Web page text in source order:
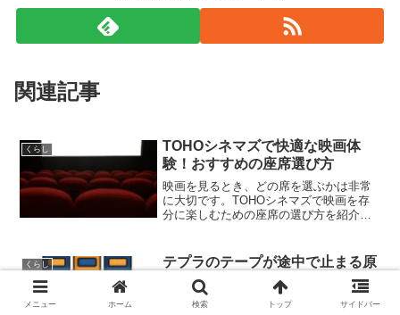
関連記事
くらし
TOHOシネマズで快適な映画体
験！おすすめの座席選び方
映画を見るとき、どの席を選ぶかは非常
に大切です。TOHOシネマズで映画を存
分に楽しむための座席の選び方を紹介し
も首や目が疲れない場所 スクリーンの全
景を楽に見渡せる席...
くらし
テプラのテープが途中で止まる原
因を調査
「テプラのテープが途中で止まって出て
メニュー ホーム 検索 トップ サイドバー